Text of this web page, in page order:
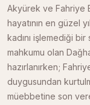
Akyürek ve Fahriye
hayatının en güzel
kadını işlemediği
mahkumu olan
hazırlanırken;
duygusundan
müebbetine son